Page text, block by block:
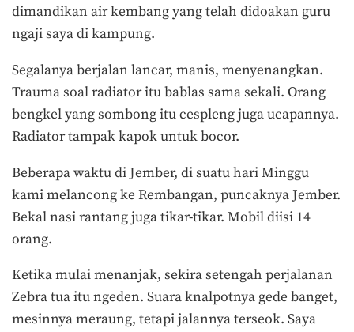
dimandikan air kembang yang telah didoakan guru
ngaji saya di kampung.
Segalanya berjalan lancar, manis, menyenangkan.
Trauma soal radiator itu bablas sama sekali. Orang
bengkel yang sombong itu cespleng juga ucapannya.
Radiator tampak kapok untuk bocor.
Beberapa waktu di Jember, di suatu hari Minggu
kami melancong ke Rembangan, puncaknya Jember.
Bekal nasi rantang juga tikar-tikar. Mobil diisi 14
orang.
Ketika mulai menanjak, sekira setengah perjalanan
Zebra tua itu ngeden. Suara knalpotnya gede banget,
mesinnya meraung, tetapi jalannya terseok. Saya